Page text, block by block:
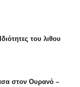
του λιθου
στον Ουρανό –